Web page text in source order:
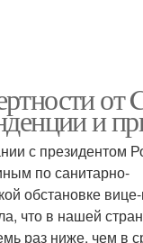
от
и
с президентом
по санитарно-
обстановке
что в нашей
раз ниже, чем в